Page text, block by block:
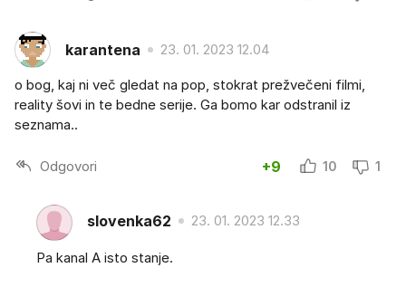
karantena 23. 01. 2023 12.04
o bog, kaj ni več gledat na pop, stokrat prežvečeni filmi,
reality šovi in te bedne serije. Ga bomo kar odstranil iz
seznama..
Odgovori +9 10 1
slovenka62 23. 01. 2023 12.33
Pa kanal A isto stanje.